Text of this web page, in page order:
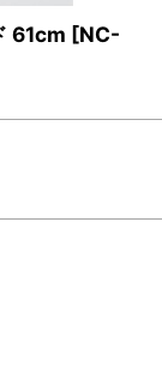
61cm [NC-